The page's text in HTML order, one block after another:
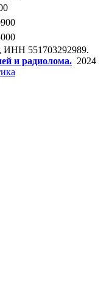
ИНН 551703292989.
и радиолома. 2024